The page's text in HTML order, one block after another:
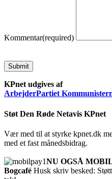
Kommentar(required)
Submit
KPnet udgives af
ArbejderPartiet
Støt Den Røde Netavis KPnet
Vær med til at styrke kpnet.dk
med et fast månedsbidrag.
NU OGSÅ
Bogcafé Husk skriv besked: